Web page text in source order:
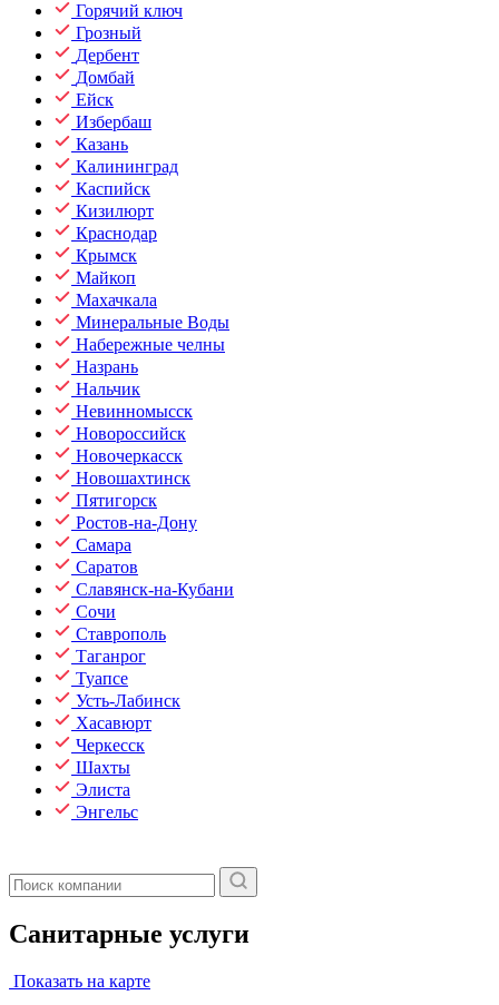
Горячий ключ
Грозный
Дербент
Домбай
Ейск
Избербаш
Казань
Калининград
Каспийск
Кизилюрт
Краснодар
Крымск
Майкоп
Махачкала
Минеральные Воды
Набережные челны
Назрань
Нальчик
Невинномысск
Новороссийск
Новочеркасск
Новошахтинск
Пятигорск
Ростов-на-Дону
Самара
Саратов
Славянск-на-Кубани
Сочи
Ставрополь
Таганрог
Туапсе
Усть-Лабинск
Хасавюрт
Черкесск
Шахты
Элиста
Энгельс
Санитарные услуги
Показать на карте